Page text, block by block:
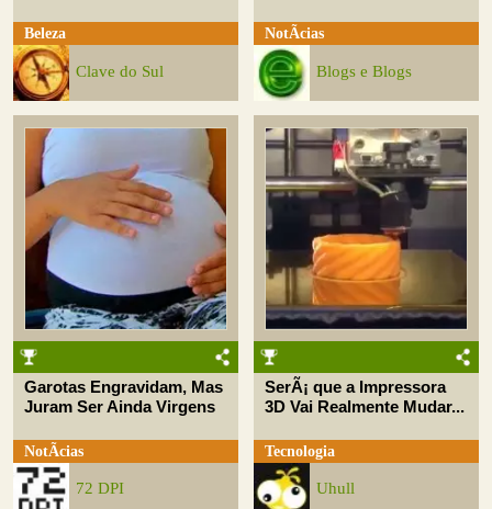
Beleza
Clave do Sul
NotÃ­cias
Blogs e Blogs
Garotas Engravidam, Mas
Juram Ser Ainda Virgens
NotÃ­cias
72 DPI
SerÃ¡ que a Impressora
3D Vai Realmente Mudar...
Tecnologia
Uhull